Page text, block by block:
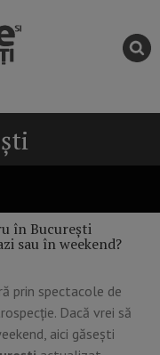
în București
sau în weekend?
prin spectacole de
Dacă vrei să
aici găsești